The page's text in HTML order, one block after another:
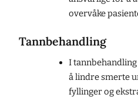
overvåke
Tannbehandling
I
å lindre smerte
fyllinger og